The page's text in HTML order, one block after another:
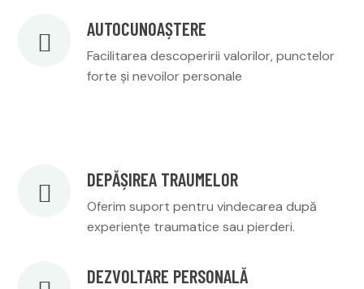
AUTOCUNOAȘTERE
Facilitarea descoperirii valorilor, punctelor
forte și nevoilor personale
DEPĂȘIREA TRAUMELOR
Oferim suport pentru vindecarea după
experiențe traumatice sau pierderi.
DEZVOLTARE PERSONALĂ